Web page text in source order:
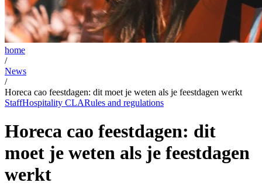
home
/
News
/
Horeca cao feestdagen: dit moet je weten als je feestdagen werkt
StaffHospitality CLARules and regulations
Horeca cao feestdagen: dit
moet je weten als je feestdagen
werkt